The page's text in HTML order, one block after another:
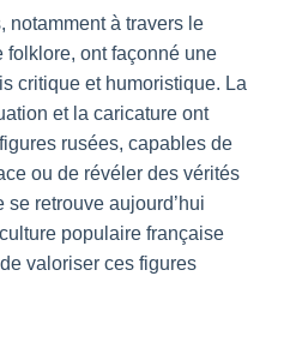
notamment à travers le
folklore, ont façonné une
critique et humoristique. La
et la caricature ont
rusées, capables de
ou de révéler des vérités
retrouve aujourd’hui
populaire française
valoriser ces figures